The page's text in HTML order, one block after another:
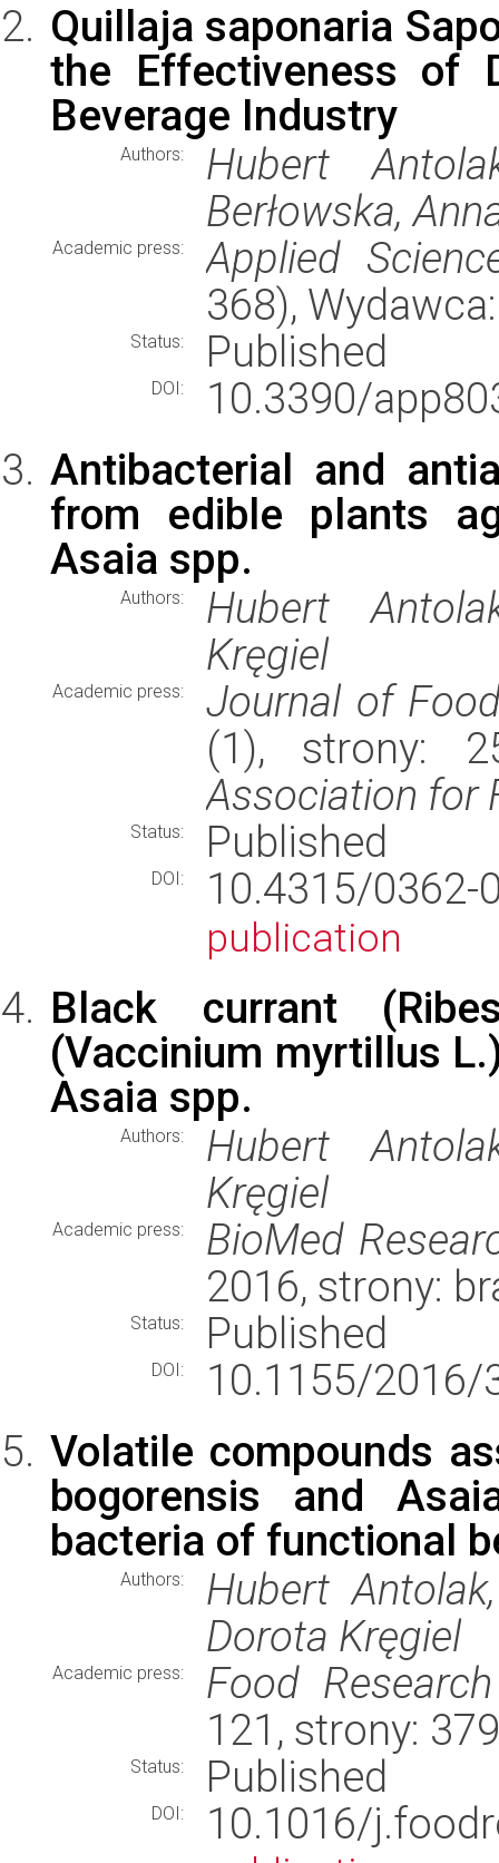
Quillaja saponaria
the Effectiveness of
Beverage Industry
Authors:
Hubert
Berłowska,
Academic press:
Applied
368),
Status: Published
DOI:
10.3390/
Antibacterial and
from edible plants
Asaia spp.
Authors:
Hubert
Kręgiel
Academic press:
Journal of
(1), strony:
Association for
Status: Published
DOI: 10.4315/
publication
Black currant
(Vaccinium myrtillus
Asaia spp.
Authors:
Hubert
Kręgiel
Academic press:
BioMed
2016, strony:
Status: Published
DOI:
10.1155/2016/
Volatile compounds
bogorensis and
bacteria of functional
Authors:
Hubert
Dorota Kręgiel
Academic press:
Food
121, strony:
Status: Published
DOI: 10.1016/